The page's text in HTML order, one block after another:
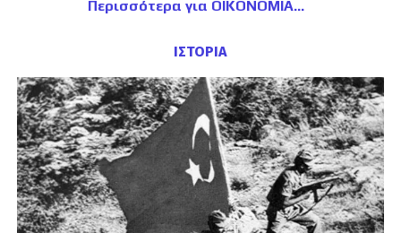
Περισσότερα για ΟΙΚΟΝΟΜΙΑ
ΙΣΤΟΡΙΑ